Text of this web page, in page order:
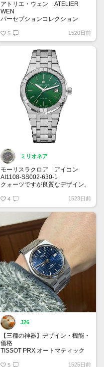
アトリエ・ウェン ATELIER
WEN
パーセプションコレクション
マスター・チェンという男性が1
人で制作しています。
5 1520日前
ミリオネア
モーリスラクロア アイコン
AI1108-SS002-630-1
クォーツですが良質なデザイン。
4 1523日前
J26
【三種の神器】デザイン・機能・
価格
TISSOT PRX オートマティック
5 1525日前